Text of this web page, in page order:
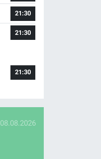
21:30
21:30
21:30
08.08.2026